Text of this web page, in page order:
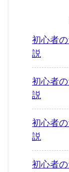
初心者
説
初心者
説
初心者
説
初心者